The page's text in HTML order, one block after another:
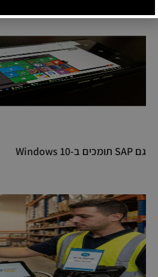
גם SAP תומכים ב-Windows 10